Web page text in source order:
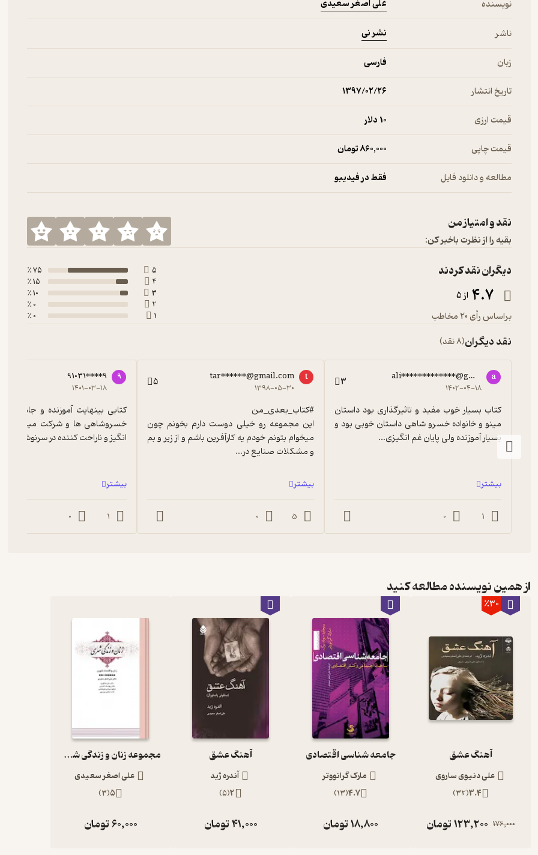
نویسنده علی اصغر سعیدی
ناشر نشر نی
زبان فارسی
تاریخ انتشار ۱۳۹۷/۰۲/۲۶
قیمت ارزی 10 دلار
قیمت چاپی 860,000 تومان
مطالعه و دانلود فایل فقط در فیدیبو
نقد و امتیاز من
بقیه را از نظرت باخبر کن:
دیگران نقد کردند
4.7 از 5
براساس رأی 20 مخاطب
5
75 ٪
4
15 ٪
3
10 ٪
2
0 ٪
1
0 ٪
نقد دیگران(8 نقد)
a
ali*************@gmail.com
۱۴۰۲-۰۴-۱۸ 3
بسیار آموزنده ولی پایان غم انگیزی...
بیشتر
1
0
t
tar******@gmail.com
۱۳۹۸-۰۵-۳۰ 5
و مشکلات صنایع در...
بیشتر
5
0
9
91031****9
۱۴۰۱-۰۳-۱۸
انگیز و ناراحت کننده در سرنوشت
بیشتر
1
0
از همین نویسنده مطالعه کنید
٪30
آهنگ عشق
علی دنیوی ساروی
3.4
(
32
)
176,000
123,200تومان
جامعه شناسی اقتصادی
مارک گرانووتر
4.7
(
13
)
18,800تومان
آهنگ عشق
آندره ژید
2
(
5
)
41,000تومان
مجموعه زنان و زندگی شهری، زنان و اقتصاد شهری جلد 3
علی اصغر سعیدی
5
(
3
)
60,000تومان